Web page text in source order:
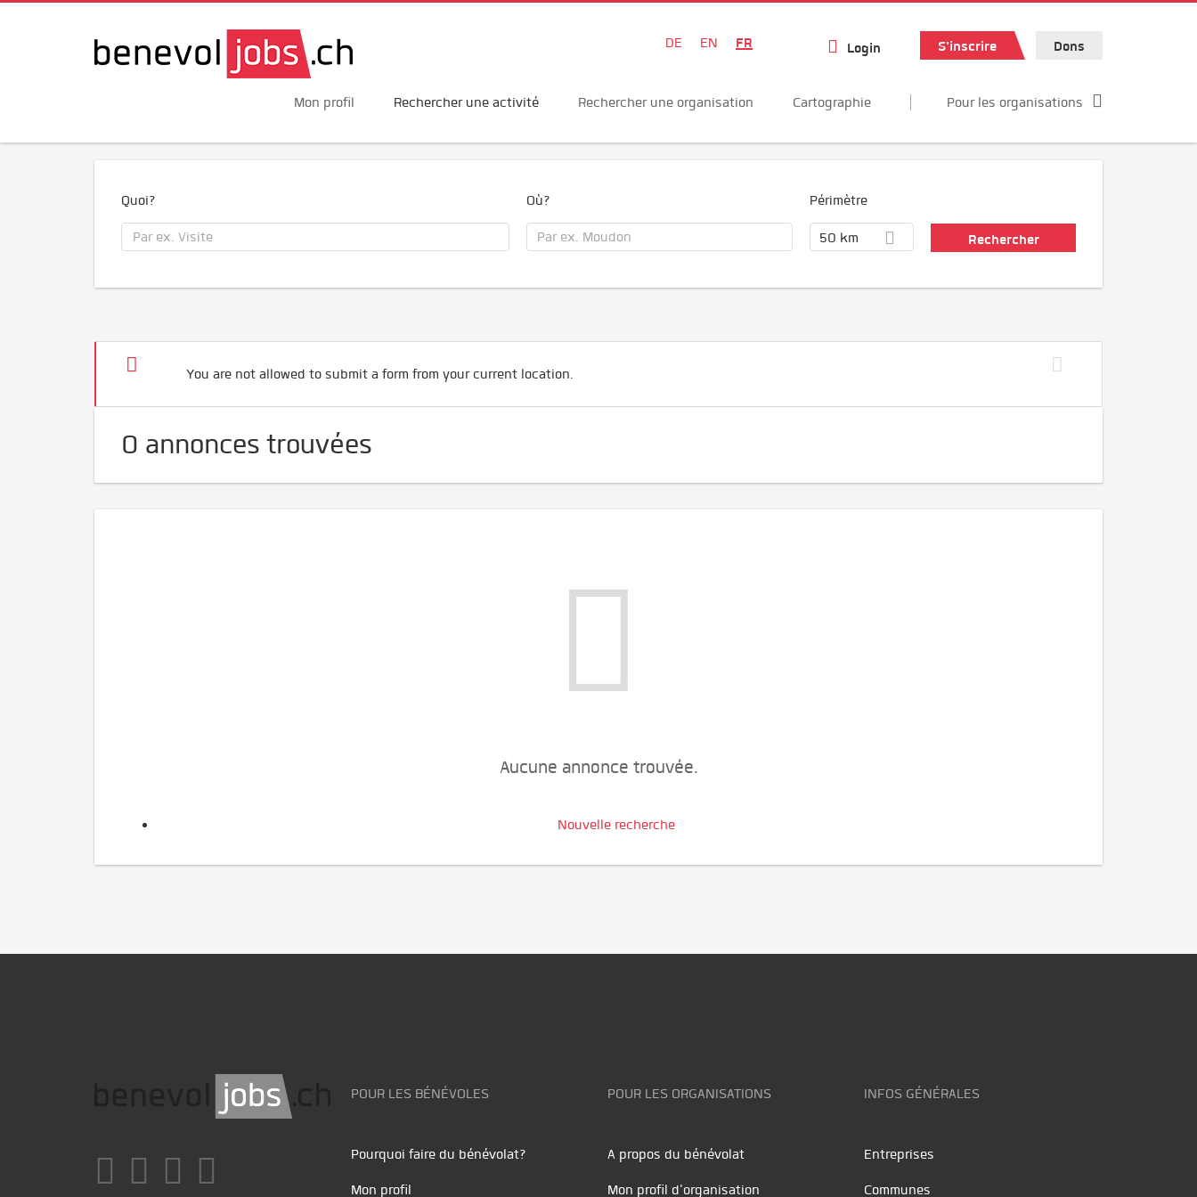
DE EN FR Login S'inscrire Dons
Mon profil Rechercher une activité Rechercher une organisation Cartographie Pour les organisations
Quoi? Où? Périmètre
50 km
You are not allowed to submit a form from your current location.
0 annonces trouvées
Aucune annonce trouvée.
Nouvelle recherche
POUR LES BÉNÉVOLES
Pourquoi faire du bénévolat?
Mon profil
POUR LES ORGANISATIONS
A propos du bénévolat
Mon profil d'organisation
INFOS GÉNÉRALES
Entreprises
Communes